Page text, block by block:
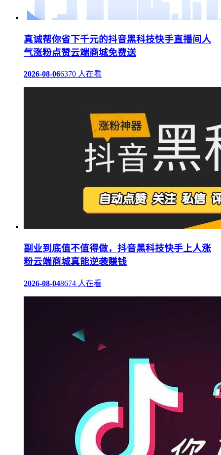
真诚帮你省下千元的抖音黑科技快手直播间人
气涨粉点赞云端商城免费送
2026-08-066370 人在看
副业到底值不值得做，抖音黑科技快手上人涨
粉云端商城真能逆袭赚钱
2026-08-048674 人在看